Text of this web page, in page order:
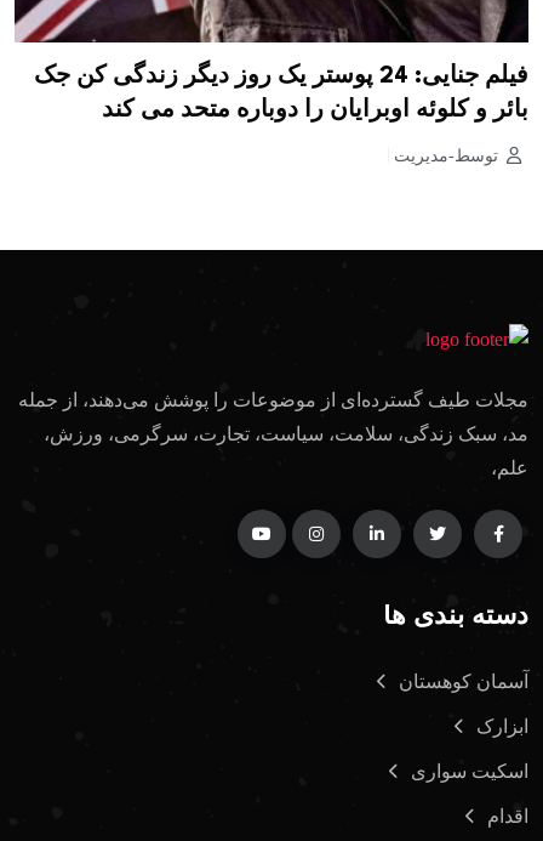
فیلم جنایی: 24 پوستر یک روز دیگر زندگی کن جک
بائر و کلوئه اوبرایان را دوباره متحد می کند
توسط-مدیریت
مجلات طیف گسترده‌ای از موضوعات را پوشش می‌دهند، از جمله
مد، سبک زندگی، سلامت، سیاست، تجارت، سرگرمی، ورزش،
علم،
دسته بندی ها
آسمان کوهستان
ابزارک
اسکیت سواری
اقدام